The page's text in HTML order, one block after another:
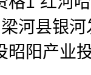
河县银
昭阳产业